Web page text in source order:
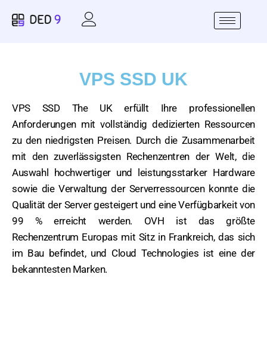
VPS SSD UK
VPS SSD The UK erfüllt Ihre professionellen
Anforderungen mit vollständig dedizierten Ressourcen
zu den niedrigsten Preisen. Durch die Zusammenarbeit
mit den zuverlässigsten Rechenzentren der Welt, die
Auswahl hochwertiger und leistungsstarker Hardware
sowie die Verwaltung der Serverressourcen konnte die
Qualität der Server gesteigert und eine Verfügbarkeit von
99 % erreicht werden. OVH ist das größte
Rechenzentrum Europas mit Sitz in Frankreich, das sich
im Bau befindet, und Cloud Technologies ist eine der
bekanntesten Marken.